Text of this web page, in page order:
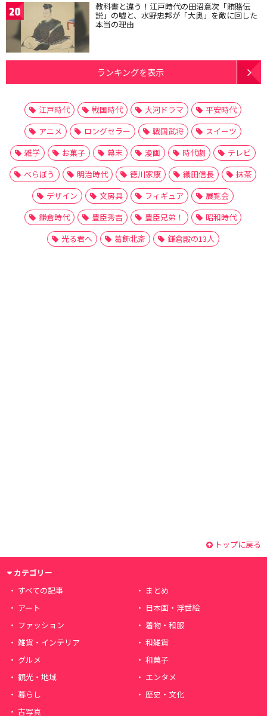
20 教科書と違う！江戸時代の田沼意次「賄賂伝
説」の嘘と、水野忠邦が「大奥」を敵に回した
本当の理由
ランキングを表示
江戸時代 戦国時代 大河ドラマ
平安時代
アニメ
ロングセラー 戦国武将
スイーツ
雑学
お菓子 幕末 漫画 時代劇
テレビ
べらぼう
明治時代 徳川家康 織田信長
抹茶
デザイン
文房具 フィギュア
展覧会
鎌倉時代
豊臣秀吉 豊臣兄弟！
昭和時代
光る君へ
葛飾北斎 鎌倉殿の13人
トップに戻る
カテゴリー
すべての記事
まとめ
アート
日本画・浮世絵
ファッション
着物・和服
雑貨・インテリア
和雑貨
グルメ
和菓子
観光・地域
エンタメ
暮らし
歴史・文化
古写真